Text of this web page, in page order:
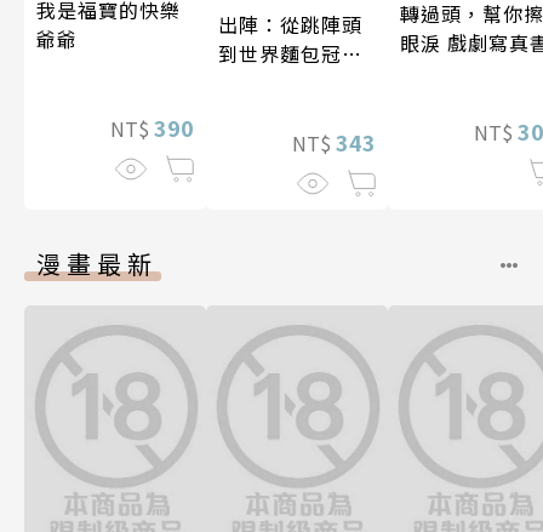
我是福寶的快樂
爺爺
NT$ 390
出陣：從跳陣頭
到世界麵包冠
NT$ 343
轉過頭，幫你擦
眼淚 戲劇寫真
NT$
漫畫最新